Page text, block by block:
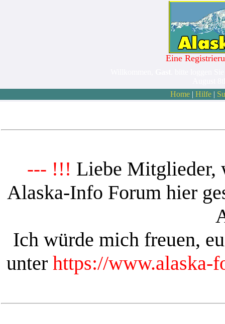
Eine
Home| Hilfe|
--- !!! Liebe Mitglieder,
Alaska-Info Forum hier
Ich würde mich freuen,
unter https://www.alaska-